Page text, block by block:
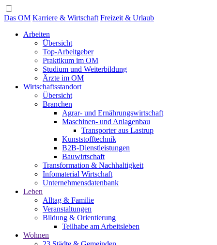
Das OM Karriere & Wirtschaft Freizeit & Urlaub
Arbeiten
Übersicht
Top-Arbeitgeber
Praktikum im OM
Studium und Weiterbildung
Ärzte im OM
Wirtschaftsstandort
Übersicht
Branchen
Agrar- und Ernährungswirtschaft
Maschinen- und Anlagenbau
Transporter aus Lastrup
Kunststofftechnik
B2B-Dienstleistungen
Bauwirtschaft
Transformation & Nachhaltigkeit
Infomaterial Wirtschaft
Unternehmensdatenbank
Leben
Alltag & Familie
Veranstaltungen
Bildung & Orientierung
Teilhabe am Arbeitsleben
Wohnen